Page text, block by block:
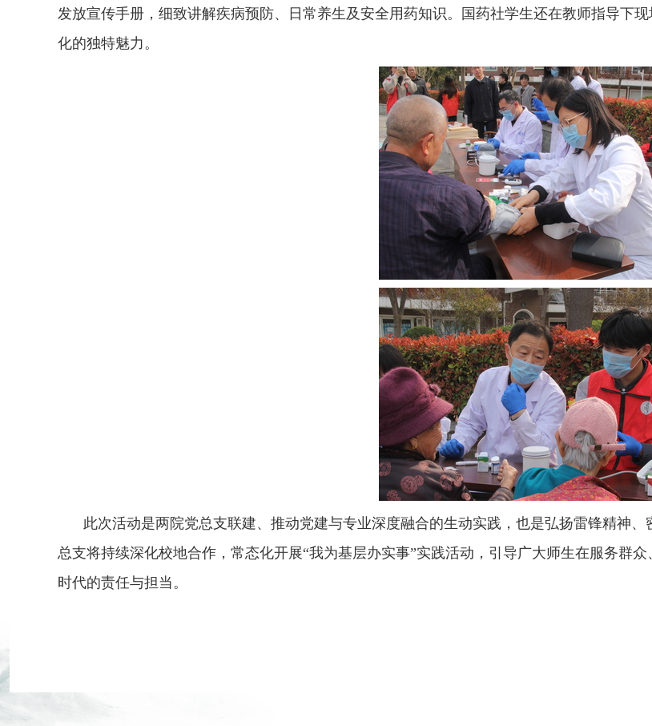
发放宣传手册，细致讲解疾病预防、日常养生及安全用药知识。国药社学生还在教师指导下
化的独特魅力。
此次活动是两院党总支联建、推动党建与专业深度融合的生动实践，也是弘扬雷锋精神
总支将持续深化校地合作，常态化开展“我为基层办实事”实践活动，引导广大师生在服务群
时代的责任与担当。